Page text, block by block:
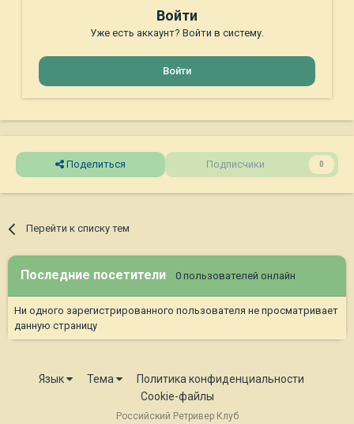
Войти
Уже есть аккаунт? Войти в систему.
Войти
Поделиться Подписчики 0
Перейти к списку тем
Последние посетители 0 пользователей онлайн
Ни одного зарегистрированного пользователя не просматривает
данную страницу
Язык Тема
Политика конфиденциальности
Cookie-файлы
Российский Ретривер Клуб